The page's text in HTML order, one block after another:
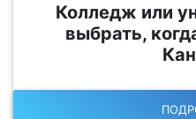
Колледж или
выбрать,